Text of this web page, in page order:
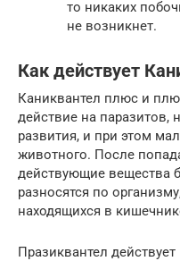
то никаких
не возникнет.
Как действует
Каниквантел плюс и
действие на паразитов,
развития, и при этом
животного. После
действующие вещества
разносятся по
находящихся в
Празиквантел